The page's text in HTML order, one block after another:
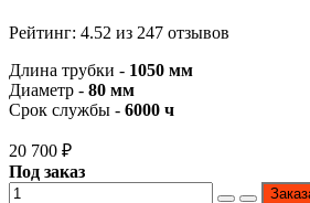
Рейтинг: 4.52 из 247 отзывов
Длина трубки - 1050 мм
Диаметр - 80 мм
Срок службы - 6000 ч
20 700 ₽
Под заказ